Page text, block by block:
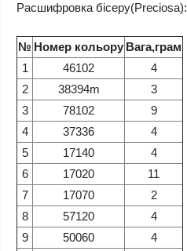
Расшифровка бісеру(Preciosa):
№ Номер кольору Вага,грам
1
46102
4
2
38394m
3
3
78102
9
4
37336
4
5
17140
4
6
17020
11
7
17070
2
8
57120
4
9
50060
4